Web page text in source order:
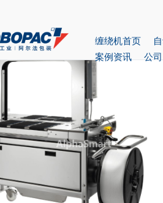
缠绕机首页
案例资讯
公司